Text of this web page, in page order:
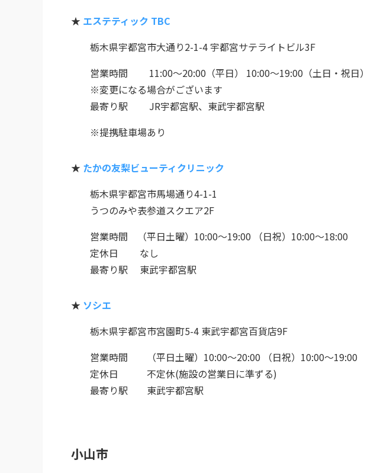
★ エステティック TBC
栃木県宇都宮市大通り2-1-4 宇都宮サテライトビル3F
営業時間 11:00～20:00（平日） 10:00～19:00（土日・祝日）
※変更になる場合がございます
最寄り駅 JR宇都宮駅、東武宇都宮駅
※提携駐車場あり
★ たかの友梨ビューティクリニック
栃木県宇都宮市馬場通り4-1-1
うつのみや表参道スクエア2F
営業時間 （平日土曜）10:00～19:00 （日祝）10:00～18:00
定休日 なし
最寄り駅 東武宇都宮駅
★ ソシエ
栃木県宇都宮市宮園町5-4 東武宇都宮百貨店9F
営業時間 （平日土曜）10:00～20:00 （日祝）10:00～19:00
定休日 不定休(施設の営業日に準ずる)
最寄り駅 東武宇都宮駅
小山市